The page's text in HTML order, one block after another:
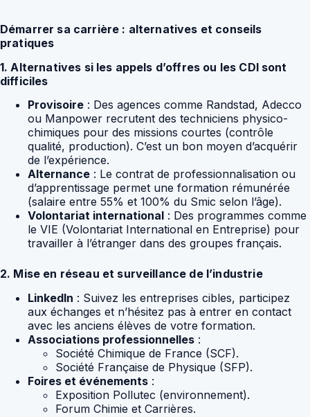
Démarrer sa carrière : alternatives et conseils
pratiques
1. Alternatives si les appels d’offres ou les CDI sont
difficiles
Provisoire : Des agences comme Randstad, Adecco
ou Manpower recrutent des techniciens physico-
chimiques pour des missions courtes (contrôle
qualité, production). C’est un bon moyen d’acquérir
de l’expérience.
Alternance : Le contrat de professionnalisation ou
d’apprentissage permet une formation rémunérée
(salaire entre 55% et 100% du Smic selon l’âge).
Volontariat international : Des programmes comme
le VIE (Volontariat International en Entreprise) pour
travailler à l’étranger dans des groupes français.
2. Mise en réseau et surveillance de l’industrie
LinkedIn : Suivez les entreprises cibles, participez
aux échanges et n’hésitez pas à entrer en contact
avec les anciens élèves de votre formation.
Associations professionnelles :
Société Chimique de France (SCF).
Société Française de Physique (SFP).
Foires et événements :
Exposition Pollutec (environnement).
Forum Chimie et Carrières.